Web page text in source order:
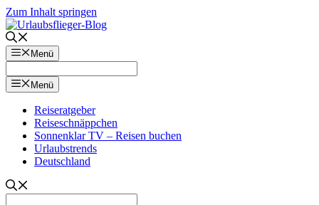
Zum Inhalt springen
Menü
Menü
Reiseratgeber
Reiseschnäppchen
Sonnenklar TV – Reisen buchen
Urlaubstrends
Deutschland